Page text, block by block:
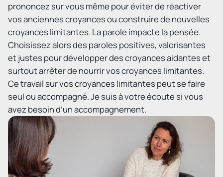
prononcez sur vous même pour éviter de réactiver
vos anciennes croyances ou construire de nouvelles
croyances limitantes. La parole impacte la pensée.
Choisissez alors des paroles positives, valorisantes
et justes pour développer des croyances aidantes et
surtout arrêter de nourrir vos croyances limitantes.
Ce travail sur vos croyances limitantes peut se faire
seul ou accompagné. Je suis à votre écoute si vous
avez besoin d’un accompagnement.